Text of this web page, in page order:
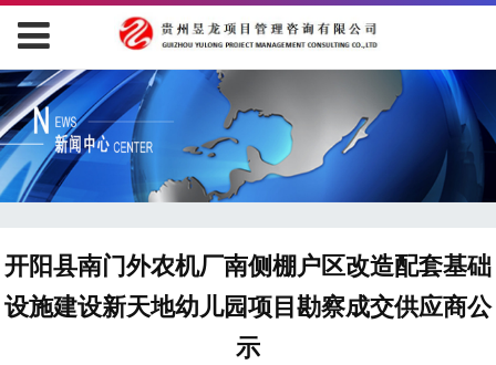
开阳县南门外农机厂南侧棚户区改造配套基础
设施建设新天地幼儿园项目勘察成交供应商公
示